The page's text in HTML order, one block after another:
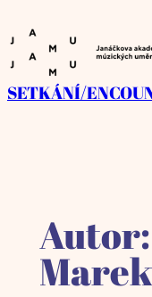
na
obsah
SETKÁNÍ/
Autor:
Marek